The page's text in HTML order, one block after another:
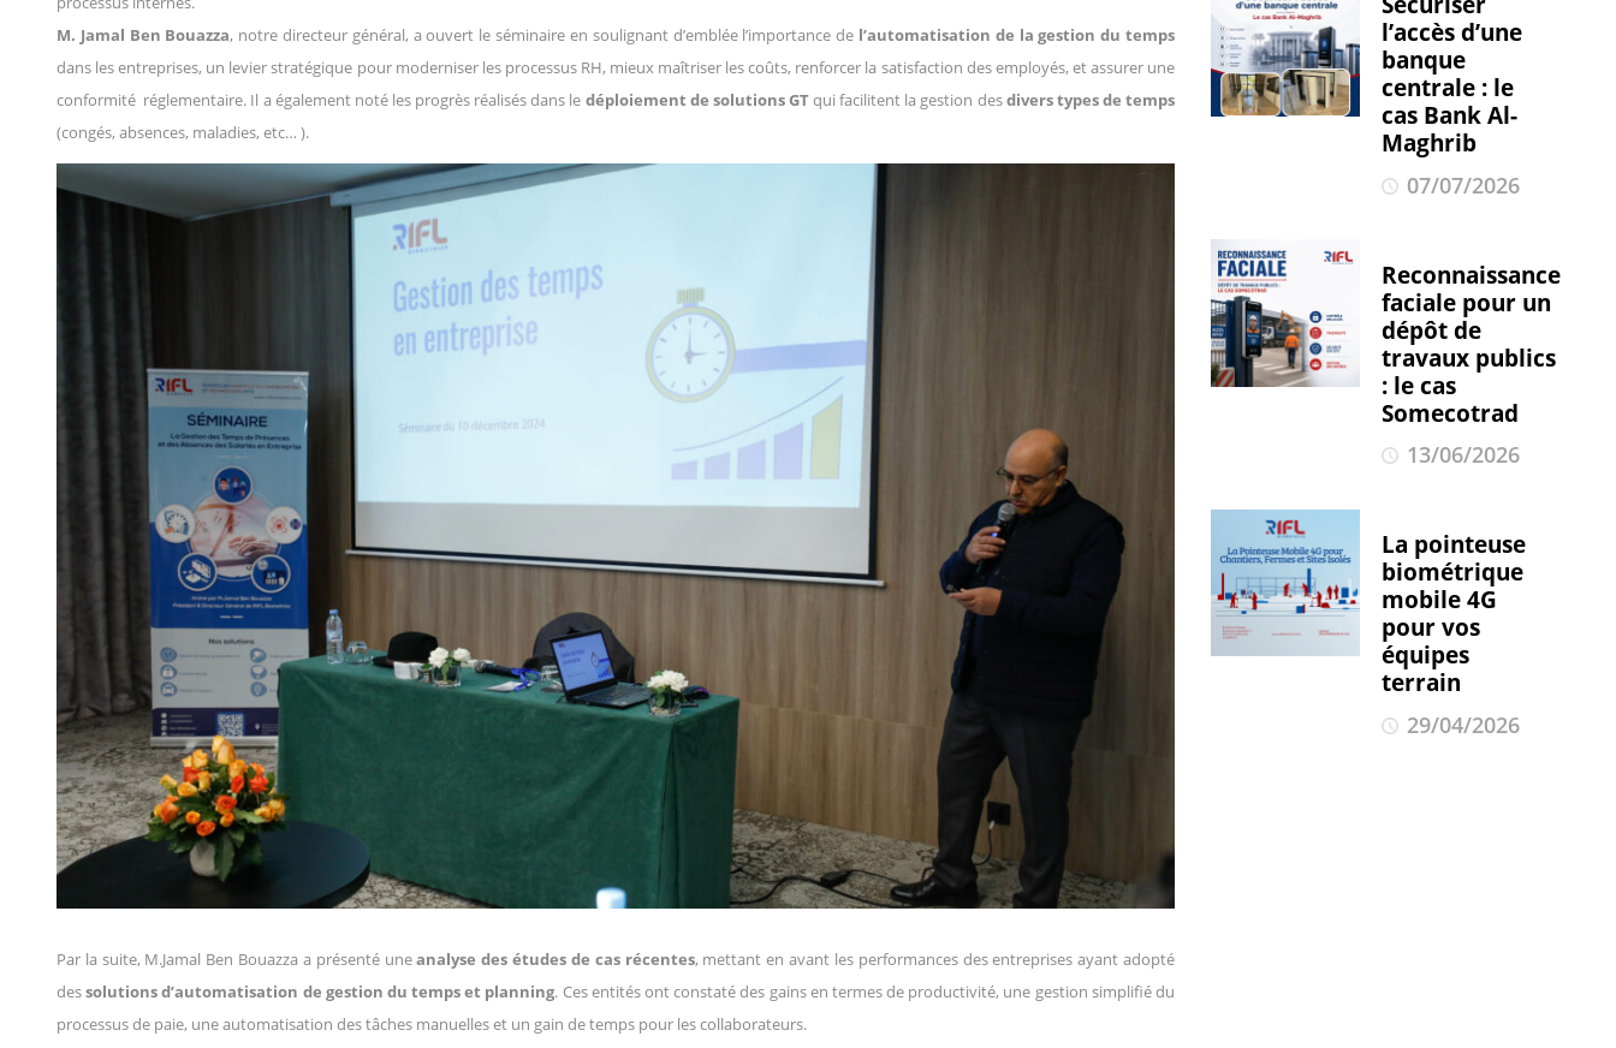
M. Jamal Ben Bouazza, notre directeur général, a ouvert le séminaire en soulignant d’emblée l’importance de l’automatisation de la gestion du temps
dans les entreprises, un levier stratégique pour moderniser les processus RH, mieux maîtriser les coûts, renforcer la satisfaction des employés, et assurer une
conformité réglementaire. Il a également noté les progrès réalisés dans le déploiement de solutions GTqui facilitent la gestion desdivers types de temps
(congés, absences, maladies, etc… ).
Par la suite, M.Jamal Ben Bouazza a présenté uneanalyse des études de cas récentes, mettant en avant les performances des entreprises ayant adopté
dessolutions d’automatisation de gestion du temps et planning. Ces entités ont constaté des gains en termes de productivité, une gestion simplifié du
processus de paie, une automatisation des tâches manuelles et un gain de temps pour les collaborateurs.
l’accès d’une
banque
centrale : le
cas Bank Al-
Maghrib
07/07/2026
Reconnaissance
faciale pour un
dépôt de
travaux publics
: le cas
Somecotrad
13/06/2026
La pointeuse
biométrique
mobile 4G
pour vos
équipes
terrain
29/04/2026